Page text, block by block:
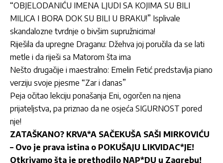
“OBJELODANIĆU IMENA LJUDI SA KOJIMA SU BILI
MILICA I BORA DOK SU BILI U BRAKU!” Isplivale
skandalozne tvrdnje o bivšim supružnicima!
Riješila da upregne Draganu: Džehva joj poručila da se lati
metle i da riješi sa Matorom šta ima
Nešto drugačije i maestralno: Emelin Fetić predstavlja piano
verziju svoje pjesme “Zar i danas”
Peja očitao lekciju ponašanja Eni, ogorčen na njena
prijateljstva, pa priznao da ne osjeća SIGURNOST pored
nje!
ZATAŠKANO? KRVA*A SAČEKUŠA SAŠI MIRKOVIĆU
– Ovo je prava istina o POKUŠAJU LIKVIDAC*JE!
Otkrivamo šta je prethodilo NAP*DU u Zagrebu!